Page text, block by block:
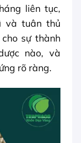
liên tục,
và tuân thủ
sự thành
nào, và
rõ ràng.